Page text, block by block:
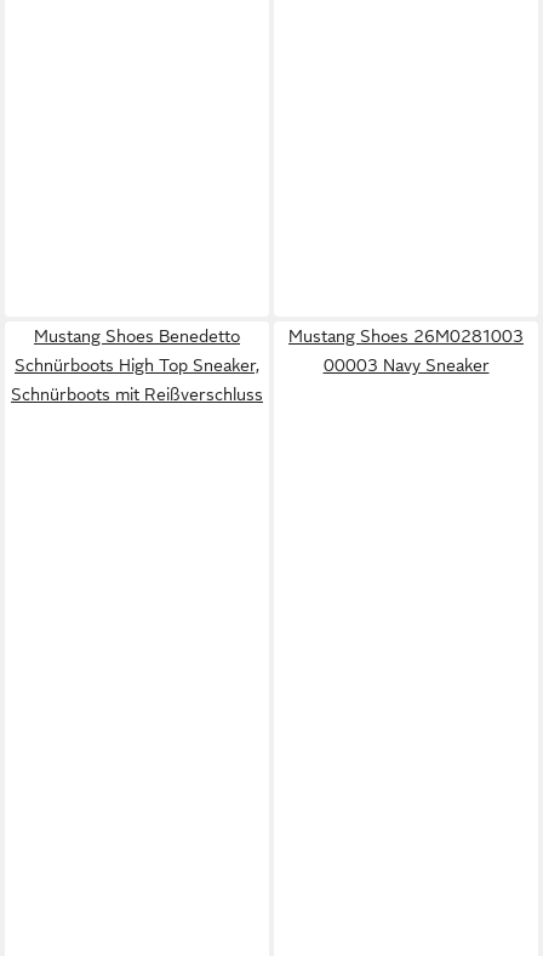
Mustang Shoes Benedetto
Schnürboots High Top Sneaker,
Schnürboots mit Reißverschluss
Mustang Shoes 26M0281003
00003 Navy Sneaker